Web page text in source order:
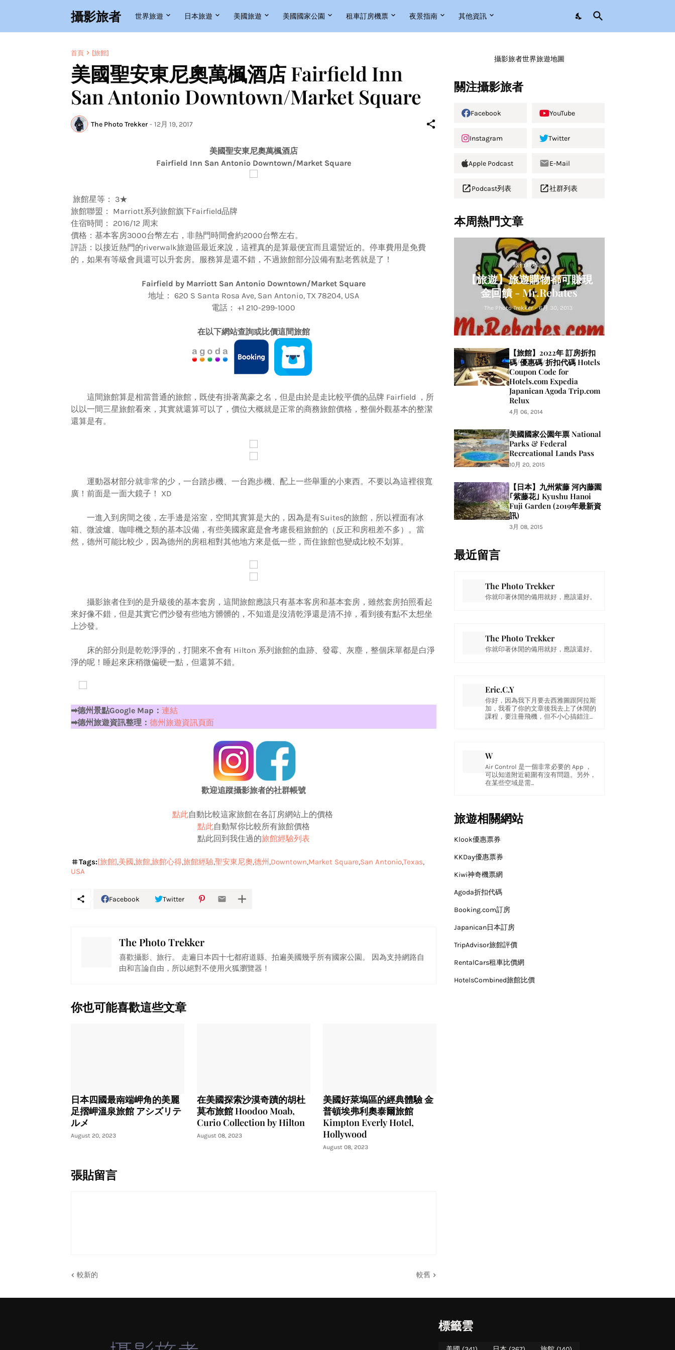
攝影旅者 世界旅遊 日本旅遊 美國旅遊 美國國家公園 租車訂房機票 夜景指南 其他資訊
首頁 [旅館]
美國聖安東尼奧萬楓酒店 Fairfield Inn
San Antonio Downtown/Market Square
The Photo Trekker - 12月 19, 2017
美國聖安東尼奧萬楓酒店
Fairfield Inn San Antonio Downtown/Market Square
旅館星等： 3★
旅館聯盟： Marriott系列旅館旗下Fairfield品牌
住宿時間： 2016/12 周末
價格：基本客房3000台幣左右，非熱門時間會約2000台幣左右。
評語：以接近熱門的riverwalk旅遊區最近來說，這裡真的是算最便宜而且還蠻近的。停車費用是免費
的，如果有等級會員還可以升套房。服務算是還不錯，不過旅館部分設備有點老舊就是了！
Fairfield by Marriott San Antonio Downtown/Market Square
地址： 620 S Santa Rosa Ave, San Antonio, TX 78204, USA
電話： +1 210-299-1000
在以下網站查詢或比價這間旅館
這間旅館算是相當普通的旅館，既使有掛著萬豪之名，但是由於是走比較平價的品牌 Fairfield ，所
以以一間三星旅館看來，其實就還算可以了，價位大概就是正常的商務旅館價格，整個外觀基本的整潔
還算是有。
運動器材部分就非常的少，一台踏步機、一台跑步機、配上一些舉重的小東西。不要以為這裡很寬
廣！前面是一面大鏡子！ XD
一進入到房間之後，左手邊是浴室，空間其實算是大的，因為是有Suites的旅館，所以裡面有冰
箱、微波爐、咖啡機之類的基本設備，有些美國家庭是會考慮長租旅館的（反正和房租差不多）。當
然，德州可能比較少，因為德州的房租相對其他地方來是低一些，而住旅館也變成比較不划算。
攝影旅者住到的是升級後的基本套房，這間旅館應該只有基本客房和基本套房，雖然套房拍照看起
來好像不錯，但是其實它們沙發有些地方髒髒的，不知道是沒清乾淨還是清不掉，看到後有點不太想坐
上沙發。
床的部分則是乾乾淨淨的，打開來不會有 Hilton 系列旅館的血跡、發霉、灰塵，整個床單都是白淨
淨的呢！睡起來床稍微偏硬一點，但還算不錯。
➡德州景點Google Map： 連結
➡德州旅遊資訊整理： 德州旅遊資訊頁面
歡迎追蹤攝影旅者的社群帳號
點此自動比較這家旅館在各訂房網站上的價格
點此自動幫你比較所有旅館價格
點此回到我住過的旅館經驗列表
Tags:[旅館]美國旅館旅館心得旅館經驗聖安東尼奧德州 DowntownMarket SquareSan AntonioTexas
USA
Facebook Twitter
The Photo Trekker
喜歡攝影、旅行。 走遍日本四十七都府道縣、拍遍美國幾乎所有國家公園。 因為支持網路自
由和言論自由，所以絕對不使用火狐瀏覽器！
你也可能喜歡這些文章
日本四國最南端岬角的美麗
足摺岬溫泉旅館 アシズリテ
ルメ
August 20, 2023
在美國探索沙漠奇蹟的胡杜
莫布旅館 Hoodoo Moab,
Curio Collection by Hilton
August 08, 2023
美國好萊塢區的經典體驗 金
普頓埃弗利奧泰爾旅館
Kimpton Everly Hotel,
Hollywood
August 08, 2023
張貼留言
較新的 較舊
攝影旅者世界旅遊地圖
關注攝影旅者
Facebook YouTube
Instagram Twitter
Apple Podcast E-Mail
Podcast列表 社群列表
本周熱門文章
旅行經驗談
【旅遊】旅遊購物都可賺現
金回饋 - Mr.Rebates
The Photo Trekker - 6月 30, 2013
【旅館】2022年 訂房折扣
碼/優惠碼/折扣代碼 Hotels
Coupon Code for
Hotels.com Expedia
Japanican Agoda Trip.com
Relux
4月 06, 2014
美國國家公園年票 National
Parks & Federal
Recreational Lands Pass
10月 20, 2015
【日本】九州紫藤 河內藤園
｢紫藤花｣ Kyushu Hanoi
Fuji Garden (2019年最新資
訊)
3月 08, 2015
最近留言
The Photo Trekker
你就印著休閒的備用就好，應該還好。
The Photo Trekker
你就印著休閒的備用就好，應該還好。
Eric.C.Y
你好，因為我下月要去西雅圖跟阿拉斯
加，我看了你的文章後我去上了休閒的
課程，要注冊飛機，但不小心搞錯注...
W
Air Control 是一個非常必要的 App ，
可以知道附近範圍有沒有問題。另外，
在某些空域是需...
旅遊相關網站
Klook優惠票券
KKDay優惠票券
Kiwi神奇機票網
Agoda折扣代碼
Booking.com訂房
Japanican日本訂房
TripAdvisor旅館評價
RentalCars租車比價網
HotelsCombined旅館比價
標籤雲